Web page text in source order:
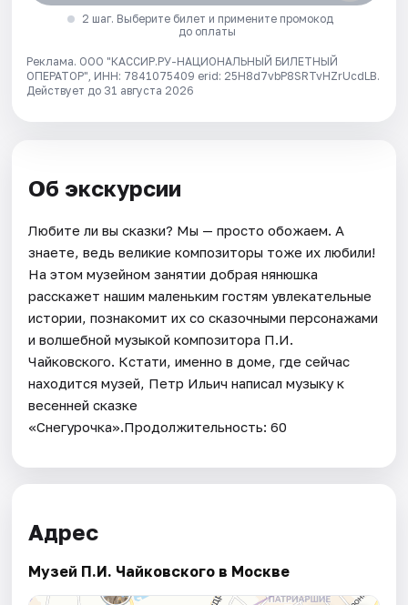
2 шаг. Выберите билет и примените промокод
до оплаты
Реклама. ООО "КАССИР.РУ-НАЦИОНАЛЬНЫЙ БИЛЕТНЫЙ
ОПЕРАТОР", ИНН: 7841075409 erid: 25H8d7vbP8SRTvHZrUcdLB.
Действует до 31 августа 2026
Об экскурсии
Любите ли вы сказки? Мы — просто обожаем. А
знаете, ведь великие композиторы тоже их любили!
На этом музейном занятии добрая нянюшка
расскажет нашим маленьким гостям увлекательные
истории, познакомит их со сказочными персонажами
и волшебной музыкой композитора П.И.
Чайковского. Кстати, именно в доме, где сейчас
находится музей, Петр Ильич написал музыку к
весенней сказке
«Снегурочка».Продолжительность: 60
Адрес
Музей П.И. Чайковского в Москве